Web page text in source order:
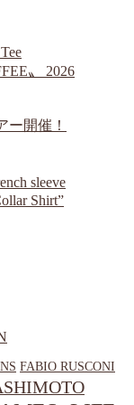
〟 2026
ー開催！
sleeve
Shirt”
FABIO RUSCONI